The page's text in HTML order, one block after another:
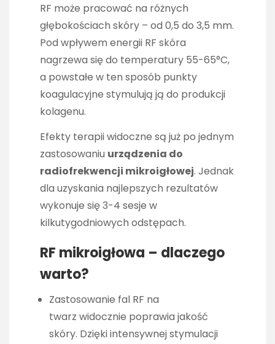
RF może pracować na różnych
głębokościach skóry – od 0,5 do 3,5 mm.
Pod wpływem energii RF skóra
nagrzewa się do temperatury 55-65°C,
a powstałe w ten sposób punkty
koagulacyjne stymulują ją do produkcji
kolagenu.
Efekty terapii widoczne są już po jednym
zastosowaniu urządzenia do
radiofrekwencji mikroigłowej. Jednak
dla uzyskania najlepszych rezultatów
wykonuje się 3-4 sesje w
kilkutygodniowych odstępach.
RF mikroigłowa – dlaczego
warto?
Zastosowanie fal RF na
twarz widocznie poprawia jakość
skóry. Dzięki intensywnej stymulacji